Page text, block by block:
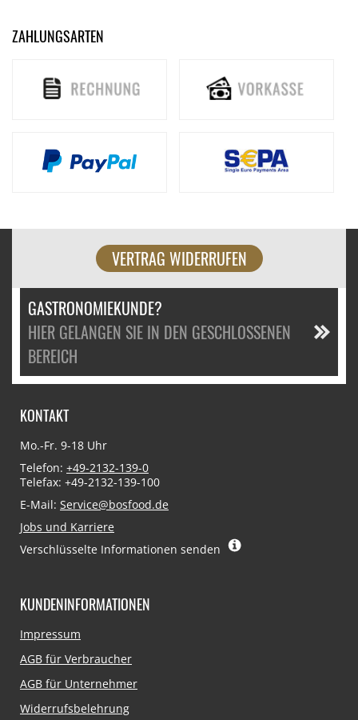
ZAHLUNGSARTEN
VERTRAG WIDERRUFEN
GASTRONOMIEKUNDE?
HIER GELANGEN SIE IN DEN GESCHLOSSENEN
BEREICH
KONTAKT
Mo.-Fr. 9-18 Uhr
Telefon: +49-2132-139-0
Telefax: +49-2132-139-100
E-Mail: Service@bosfood.de
Jobs und Karriere
Verschlüsselte Informationen senden
KUNDENINFORMATIONEN
Navigation
Impressum
AGB für Verbraucher
AGB für Unternehmer
Widerrufsbelehrung